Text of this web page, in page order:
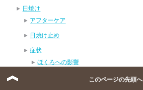
日焼け
アフターケア
日焼け止め
症状
ほくろへの影響
このページの先頭へ